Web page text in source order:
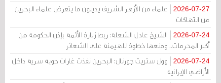
2026-07-27
علماء من الأزهر الشريف يدينون ما يتعرض علماء البحرين
من انتهاكات
2026-07-24
الشيخ عادل الشعلة: ربط زيارة الأئمة بإذن الحكومة من
أكبر المحرمات.. ومنعها خطوة للهيمنة على الشعائر
2026-07-24
وول ستريت جورنال: البحرين نفذت غارات جوية سرية داخل
الأراضي الإيرانية